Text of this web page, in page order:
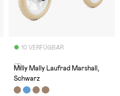
10 VERFÜGBAR
(3)
Milly Mally Laufrad Marshall,
Schwarz